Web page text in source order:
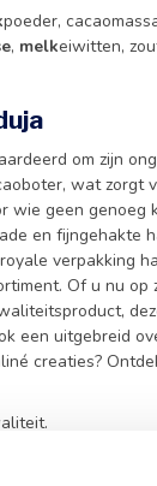
poeder,
, melkeiwitten,
om zijn
wat zorgt
geen genoeg
en fijngehakte
verpakking
Of u nu op
een uitgebreid
creaties?